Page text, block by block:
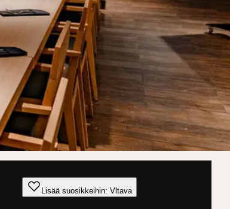
Lisää suosikkeihin: Vltava